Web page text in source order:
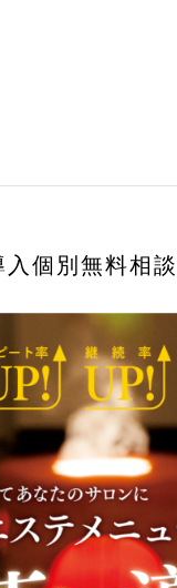
個別無料相